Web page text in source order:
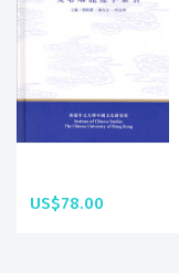
US$78.00